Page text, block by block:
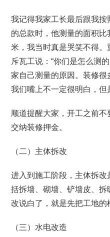
我记得我家工长最后跟我按
的总款时，他测量的面积
米，我当时真是哭笑不得。
斥瓦工说：“你们是怎么测
家自己测量的原因。装修
我们嘴上不一定很明白，但
顺道提醒大家，开工之前不
交纳装修押金。
（二）主体拆改
进入到施工阶段，主体拆
括拆墙、砌墙、铲墙皮、
改说白了，就是先把工地的
（三）水电改造